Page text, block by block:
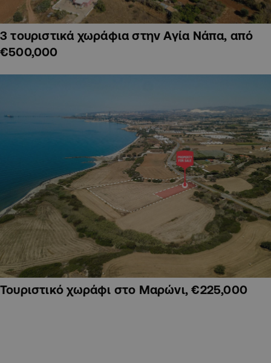
3 τουριστικά χωράφια στην Αγία Νάπα, από
€500,000
Τουριστικό χωράφι στο Μαρώνι, €225,000